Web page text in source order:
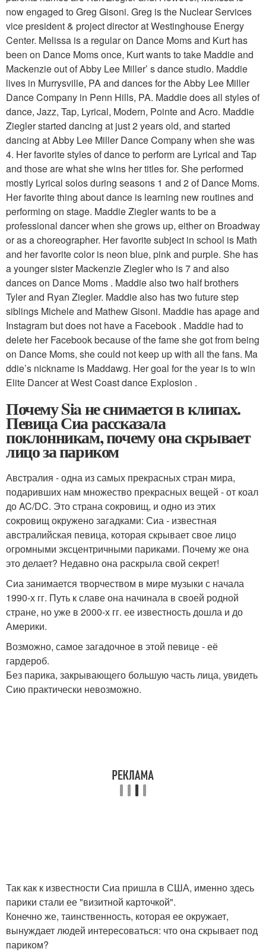
now engaged to Greg Gisoni. Greg is the Nuclear Services
vice president & project director at Westinghouse Energy
Center. Melissa is a regular on Dance Moms and Kurt has
been on Dance Moms once, Kurt wants to take Maddie and
Mackenzie out of Abby Lee Miller’ s dance studio. Maddie
lives in Murrysville, PA and dances for the Abby Lee Miller
Dance Company in Penn Hills, PA. Maddie does all styles of
dance, Jazz, Tap, Lyrical, Modern, Pointe and Acro. Maddie
Ziegler started dancing at just 2 years old, and started
dancing at Abby Lee Miller Dance Company when she was
4. Her favorite styles of dance to perform are Lyrical and Tap
and those are what she wins her titles for. She performed
mostly Lyrical solos during seasons 1 and 2 of Dance Moms.
Her favorite thing about dance is learning new routines and
performing on stage. Maddie Ziegler wants to be a
professional dancer when she grows up, either on Broadway
or as a choreographer. Her favorite subject in school is Math
and her favorite color is neon blue, pink and purple. She has
a younger sister Mackenzie Ziegler who is 7 and also
dances on Dance Moms . Maddie also two half brothers
Tyler and Ryan Ziegler. Maddie also has two future step
siblings Michele and Mathew Gisoni. Maddie has apage and
Instagram but does not have a Facebook . Maddie had to
delete her Facebook because of the fame she got from being
on Dance Moms, she could not keep up with all the fans. Ma
ddie’s nickname is Maddawg. Her goal for the year is to win
Elite Dancer at West Coast dance Explosion .
Почему Sia не снимается в клипах.
Певица Сиа рассказала
поклонникам, почему она скрывает
лицо за париком
Австралия - одна из самых прекрасных стран мира,
подаривших нам множество прекрасных вещей - от коал
до AC/DC. Это страна сокровищ, и одно из этих
сокровищ окружено загадками: Сиа - известная
австралийская певица, которая скрывает свое лицо
огромными эксцентричными париками. Почему же она
это делает? Недавно она раскрыла свой секрет!
Сиа занимается творчеством в мире музыки с начала
1990-х гг. Путь к славе она начинала в своей родной
стране, но уже в 2000-х гг. ее известность дошла и до
Америки.
Возможно, самое загадочное в этой певице - её
гардероб.
Без парика, закрывающего большую часть лица, увидеть
Сию практически невозможно.
Так как к известности Сиа пришла в США, именно здесь
парики стали ее "визитной карточкой".
Конечно же, таинственность, которая ее окружает,
вынуждает людей интересоваться: что она скрывает под
париком?